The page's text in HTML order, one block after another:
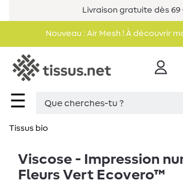
Livraison gratuite dès 69
Nouveau : Air Mesh ! À découvrir
☰
Tissus bio
Viscose - Impression
Fleurs Vert Ecovero™